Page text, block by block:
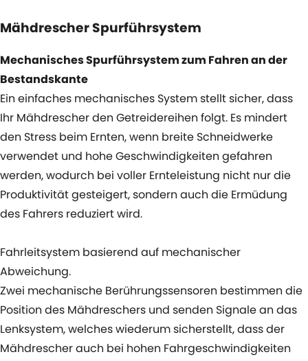
Mähdrescher Spurführsystem
Mechanisches Spurführsystem zum Fahren an der
Bestandskante
Ein einfaches mechanisches System stellt sicher, dass
Ihr Mähdrescher den Getreidereihen folgt. Es mindert
den Stress beim Ernten, wenn breite Schneidwerke
verwendet und hohe Geschwindigkeiten gefahren
werden, wodurch bei voller Ernteleistung nicht nur die
Produktivität gesteigert, sondern auch die Ermüdung
des Fahrers reduziert wird.
Fahrleitsystem basierend auf mechanischer
Abweichung.
Zwei mechanische Berührungssensoren bestimmen die
Position des Mähdreschers und senden Signale an das
Lenksystem, welches wiederum sicherstellt, dass der
Mähdrescher auch bei hohen Fahrgeschwindigkeiten